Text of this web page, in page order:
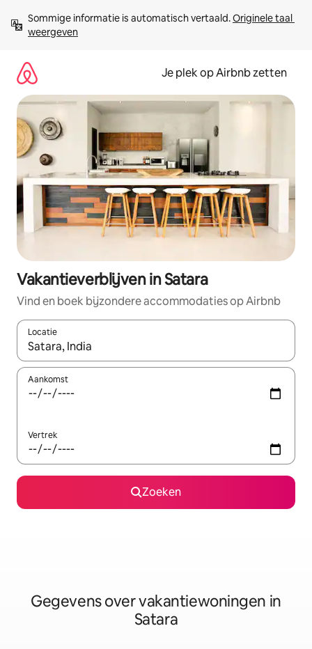
direct
naar
Sommige informatie is automatisch vertaald. Originele taal
weergeven
Je plek op Airbnb zetten
Vakantieverblijven in Satara
Vind en boek bijzondere accommodaties op Airbnb
Locatie
Wanneer er resultaten beschikbaar zijn, maak je een keuze
Aankomst
Vertrek
Zoeken
Gegevens over vakantiewoningen in
Satara